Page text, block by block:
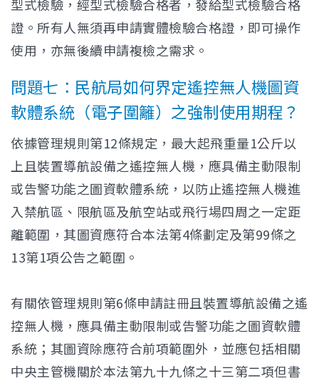
型式檢驗，經型式檢驗合格者，發給型式檢驗合格
證。所有人無須再申請實體檢驗合格證，即可操作
使用，亦無後續申請複檢之需求。
問題七：民航局如何界定遙控無人機圖資
軟體系統（電子圍籬）之強制使用期程？
依據管理規則第12條規定，最大起飛重量1公斤以
上且裝置導航設備之遙控無人機，應具備主動限制
或告警功能之圖資軟體系統，以防止遙控無人機進
入禁航區、限航區及航空站或飛行場四周之一定距
離範圍，其圖資應符合本法第4條劃定及第99條之
13第1項公告之範圍。
有關依管理規則第6條申請註冊且裝置導航設備之遙
控無人機，應具備主動限制或告警功能之圖資軟體
系統；其圖資除應符合前項範圍外，並應包括相關
中央主管機關於本法第九十九條之十三第二項但書